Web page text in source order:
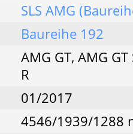
SLS AMG
Baureihe 192
AMG GT, AMG GT
R
01/2017
4546/1939/1288